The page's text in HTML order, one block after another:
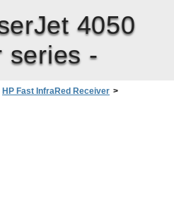
4050
series -
HP Fast InfraRed Receiver >